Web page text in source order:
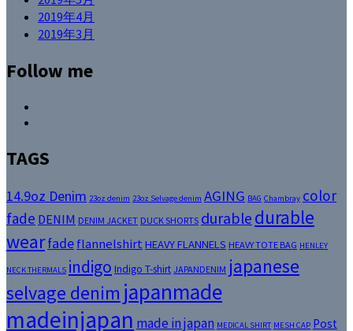
2019年4月
2019年3月
Follow me
TAGS
14.9oz Denim 23oz denim 23oz Selvage denim AGING BAG Chambray color
fade DENIM DENIM JACKET DUCK SHORTS durable durable
wearfadeflannelshirt HEAVY FLANNELS HEAVY TOTE BAG HENLEY
NECK THERMALS indigo Indigo T-shirt JAPANDENIM japanese
selvage denim japanmade
madeinjapan made in japan MEDICAL SHIRT MESH CAP Post